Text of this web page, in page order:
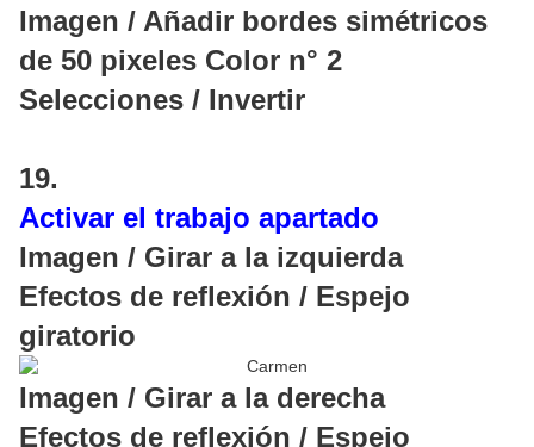
Imagen / Añadir bordes simétricos
de 50 pixeles Color n° 2
Selecciones / Invertir
19.
Activar el trabajo apartado
Imagen / Girar a la izquierda
Efectos de reflexión / Espejo
giratorio
Imagen / Girar a la derecha
Efectos de reflexión / Espejo